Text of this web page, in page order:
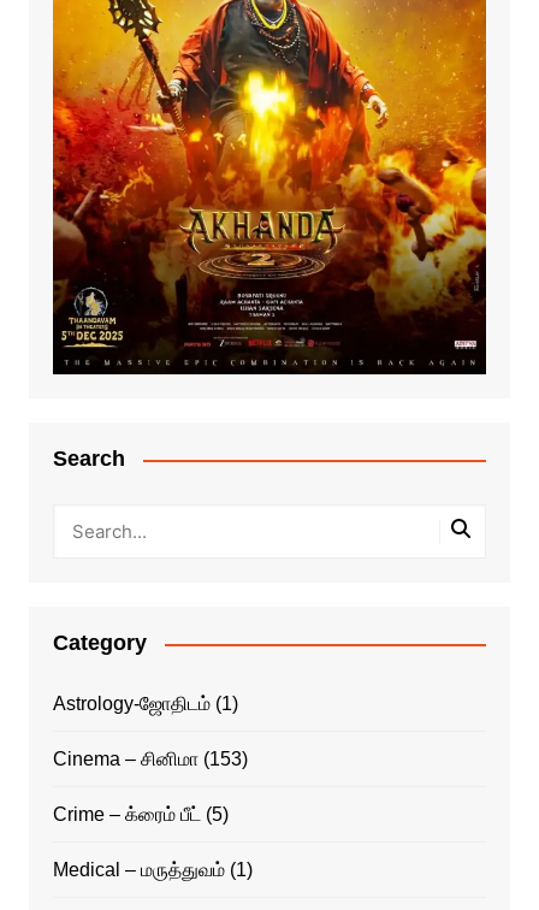
Search
Category
Astrology-ஜோதிடம்(1)
Cinema – சினிமா(153)
Crime – க்ரைம் பீட்(5)
Medical – மருத்துவம்(1)